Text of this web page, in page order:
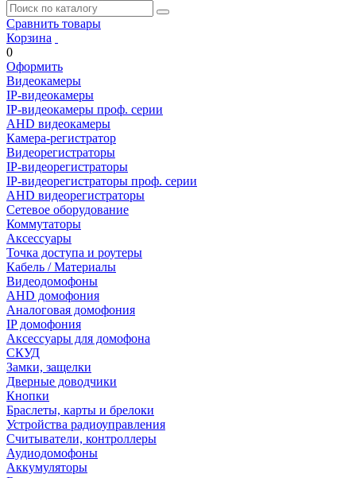
Сравнить товары
Корзина
0
Оформить
Видеокамеры
IP-видеокамеры
IP-видеокамеры проф. серии
AHD видеокамеры
Камера-регистратор
Видеорегистраторы
IP-видеорегистраторы
IP-видеорегистраторы проф. серии
AHD видеорегистраторы
Сетевое оборудование
Коммутаторы
Аксессуары
Точка доступа и роутеры
Кабель / Материалы
Видеодомофоны
AHD домофония
Аналоговая домофония
IP домофония
Аксессуары для домофона
СКУД
Замки, защелки
Дверные доводчики
Кнопки
Браслеты, карты и брелоки
Устройства радиоуправления
Считыватели, контроллеры
Аудиодомофоны
Аккумуляторы